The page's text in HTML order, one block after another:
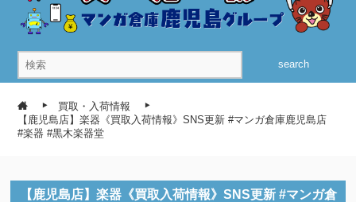
search
買取・入荷情報
【鹿児島店】楽器《買取入荷情報》SNS更新 #マンガ倉庫鹿児島店
#楽器 #黒木楽器堂
【鹿児島店】楽器《買取入荷情報》SNS更新 #マンガ倉